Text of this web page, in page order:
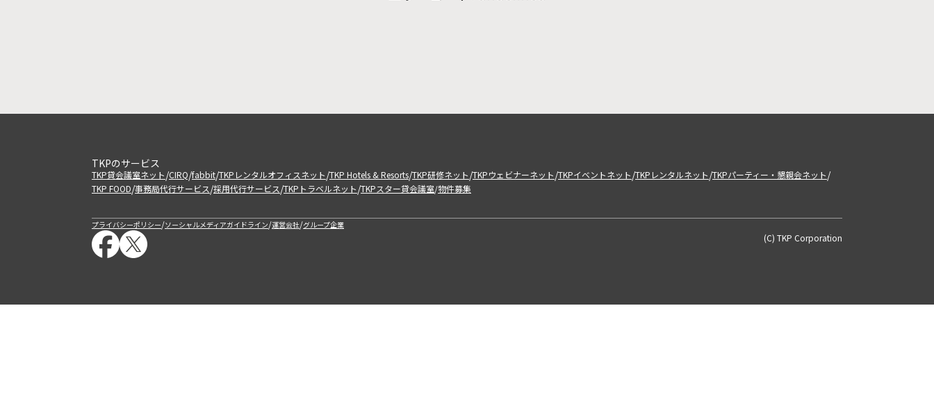
TKPのサービス
TKP貸会議室ネット/CIRQ/fabbit/TKPレンタルオフィスネット/TKP Hotels & Resorts/TKP研修ネット/TKPウェビナーネット/TKPイベントネット/TKPレンタルネット/TKPパーティー・懇親会ネット/
TKP FOOD/事務局代行サービス/採用代行サービス/TKPトラベルネット/TKPスター貸会議室/物件募集
プライバシーポリシー/ソーシャルメディアガイドライン/運営会社/グループ企業
(C) TKP Corporation